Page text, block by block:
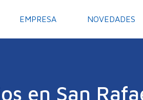
EMPRESA NOVEDADES
en San